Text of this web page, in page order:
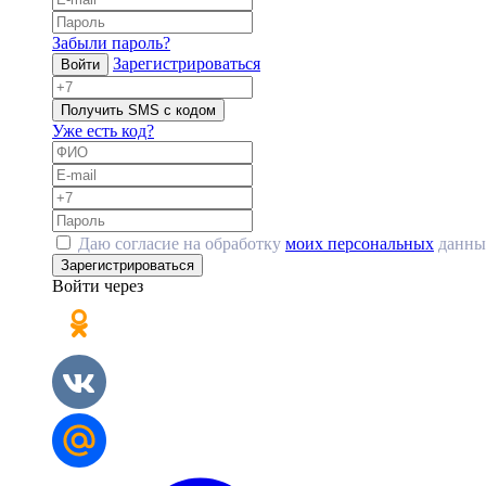
Забыли пароль?
Войти Зарегистрироваться
Получить SMS с кодом
Уже есть код?
Даю согласие на обработку моих персональных
Зарегистрироваться
Войти через